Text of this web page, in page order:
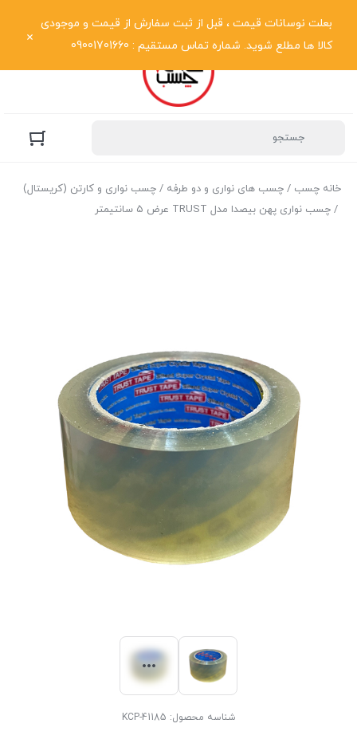
بعلت نوسانات قیمت ، قبل از ثبت سفارش از قیمت و موجودی
کالا ها مطلع شوید. شماره تماس مستقیم : 09001701660
خانه چسب / چسب های نواری و دو طرفه / چسب نواری و کارتن (کریستال)
/ چسب نواری پهن بیصدا مدل TRUST عرض ۵ سانتیمتر
شناسه محصول: KCP-41185